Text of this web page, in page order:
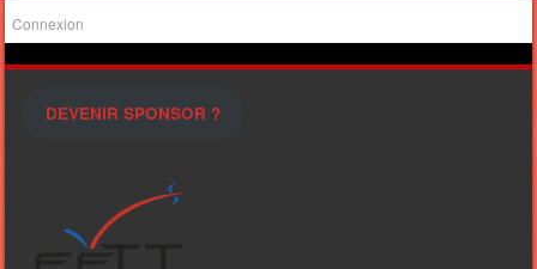
Connexion
DEVENIR SPONSOR ?